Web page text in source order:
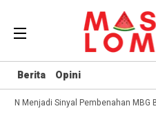
Berita Opini
Menjadi Sinyal Pembenahan MBG